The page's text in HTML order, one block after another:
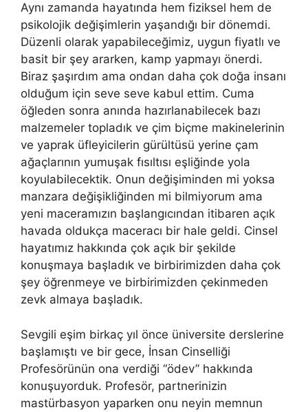
Aynı zamanda hayatında hem fiziksel hem de
psikolojik değişimlerin yaşandığı bir dönemdi.
Düzenli olarak yapabileceğimiz, uygun fiyatlı ve
basit bir şey ararken, kamp yapmayı önerdi.
Biraz şaşırdım ama ondan daha çok doğa insanı
olduğum için seve seve kabul ettim. Cuma
öğleden sonra anında hazırlanabilecek bazı
malzemeler topladık ve çim biçme makinelerinin
ve yaprak üfleyicilerin gürültüsü yerine çam
ağaçlarının yumuşak fısıltısı eşliğinde yola
koyulabilecektik. Onun değişiminden mi yoksa
manzara değişikliğinden mi bilmiyorum ama
yeni maceramızın başlangıcından itibaren açık
havada oldukça maceracı bir hale geldi. Cinsel
hayatımız hakkında çok açık bir şekilde
konuşmaya başladık ve birbirimizden daha çok
şey öğrenmeye ve birbirimizden çekinmeden
zevk almaya başladık.
Sevgili eşim birkaç yıl önce üniversite derslerine
başlamıştı ve bir gece, İnsan Cinselliği
Profesörünün ona verdiği “ödev” hakkında
konuşuyorduk. Profesör, partnerinizin
mastürbasyon yaparken onu neyin memnun